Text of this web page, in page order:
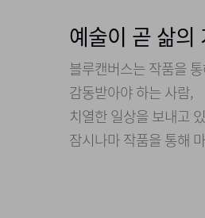
예술이 곧 삶의
블루캔버스는 작품을
감동받아야 하는 사람,
치열한 일상을 보내고
잠시나마 작품을 통해